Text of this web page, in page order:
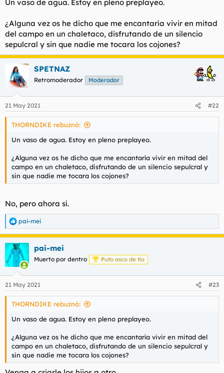
Un vaso de agua. Estoy en pleno preplayeo.
¿Alguna vez os he dicho que me encantaría vivir en mitad
del campo en un chaletaco, disfrutando de un silencio
sepulcral y sin que nadie me tocara los cojones?
SPETNAZ
Retromoderador Moderador
21 May 2021 #22
THORNDIKE rebuznó:
Un vaso de agua. Estoy en pleno preplayeo.
¿Alguna vez os he dicho que me encantaría vivir en mitad del
campo en un chaletaco, disfrutando de un silencio sepulcral y
sin que nadie me tocara los cojones?
No, pero ahora sí.
R
e
a
c
c
i
e
s
pai-mei
pai-mei
Muerto por dentro Puto asco de tío
21 May 2021 #23
THORNDIKE rebuznó:
Un vaso de agua. Estoy en pleno preplayeo.
¿Alguna vez os he dicho que me encantaría vivir en mitad del
campo en un chaletaco, disfrutando de un silencio sepulcral y
sin que nadie me tocara los cojones?